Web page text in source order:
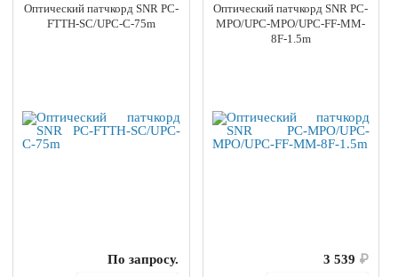
Оптический патчкорд SNR PC-
FTTH-SC/UPC-C-75m
По запросу.
Оптический патчкорд SNR PC-
MPO/UPC-MPO/UPC-FF-MM-
8F-1.5m
3 539 ₽